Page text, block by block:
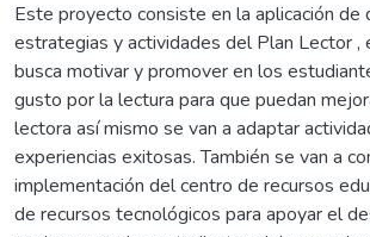
Este proyecto consiste en la aplicación de
estrategias y actividades del Plan Lector ,
busca motivar y promover en los
gusto por la lectura para que puedan
lectora así mismo se van a adaptar
experiencias exitosas. También se van a
implementación del centro de recursos
de recursos tecnológicos para apoyar el